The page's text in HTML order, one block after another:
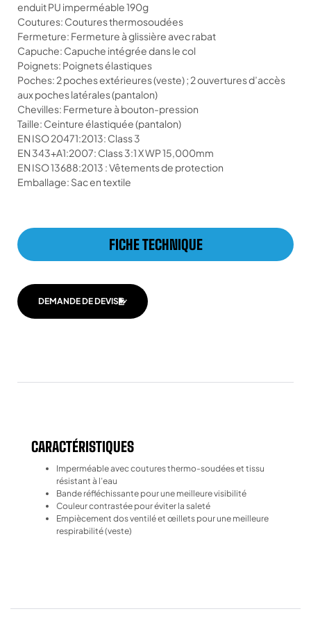
enduit PU imperméable 190g
Coutures: Coutures thermosoudées
Fermeture: Fermeture à glissière avec rabat
Capuche: Capuche intégrée dans le col
Poignets: Poignets élastiques
Poches: 2 poches extérieures (veste) ; 2 ouvertures d’accès
aux poches latérales (pantalon)
Chevilles: Fermeture à bouton-pression
Taille: Ceinture élastiquée (pantalon)
EN ISO 20471:2013: Class 3
EN 343+A1:2007: Class 3:1 X WP 15,000mm
EN ISO 13688:2013 : Vêtements de protection
Emballage: Sac en textile
FICHE TECHNIQUE
DEMANDE DE DEVIS
CARACTÉRISTIQUES
Imperméable avec coutures thermo-soudées et tissu
résistant à l’eau
Bande réfléchissante pour une meilleure visibilité
Couleur contrastée pour éviter la saleté
Empiècement dos ventilé et œillets pour une meilleure
respirabilité (veste)